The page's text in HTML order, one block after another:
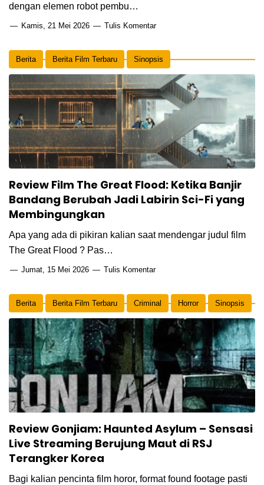
dengan elemen robot pembu…
Kamis, 21 Mei 2026 Tulis Komentar
Berita Berita Film Terbaru Sinopsis
Review Film The Great Flood: Ketika Banjir
Bandang Berubah Jadi Labirin Sci-Fi yang
Membingungkan
Apa yang ada di pikiran kalian saat mendengar judul film
The Great Flood ? Pas…
Jumat, 15 Mei 2026 Tulis Komentar
Berita Berita Film Terbaru Criminal Horror Sinopsis
Thriller
Review Gonjiam: Haunted Asylum – Sensasi
Live Streaming Berujung Maut di RSJ
Terangker Korea
Bagi kalian pencinta film horor, format found footage pasti